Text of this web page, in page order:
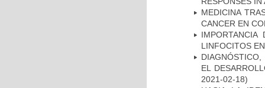
MEDICINA
CANCER EN
LINFOCITOS
EL
2021-02-18)